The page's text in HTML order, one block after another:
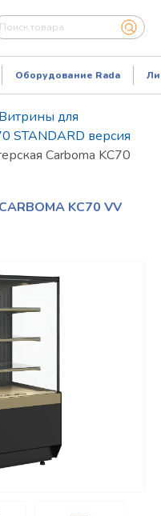
9.00-18.00
Оборудование Rada
Витрины для
STANDARD версия
Carboma KC70
KC70 VV